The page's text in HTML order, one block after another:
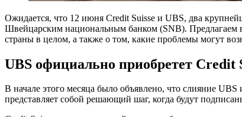
Ожидается, что 12 июня Credit Suisse и UBS, два
Швейцарским национальным банком (SNB). Предлагаем
страны в целом, а также о том, какие проблемы могут
UBS официально приобретет Credit
В начале этого месяца было объявлено, что слияние
представляет собой решающий шаг, когда будут